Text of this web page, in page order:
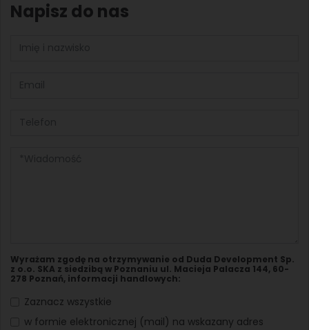
Napisz do nas
Wyrażam zgodę na otrzymywanie od Duda Development Sp.
z o.o. SKA z siedzibą w Poznaniu ul. Macieja Palacza 144, 60-
278 Poznań, informacji handlowych:
Zaznacz wszystkie
w formie elektronicznej (mail) na wskazany adres